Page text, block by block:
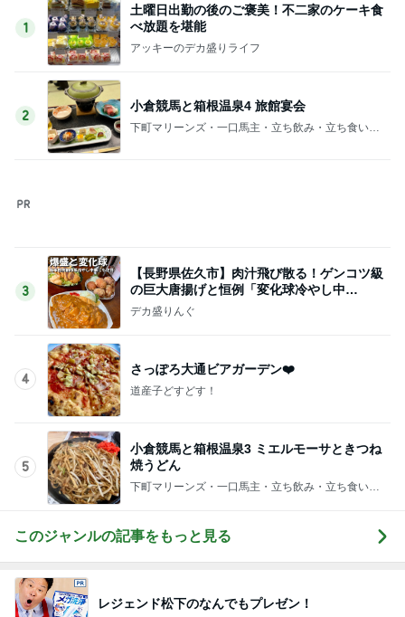
4
さっぽろ大通ビアガーデン❤️
5
小倉競馬と箱根温泉3 ミエルモーサときつね
焼うどん
下町マリーンズ・一口馬主・立ち飲み・立ち食いそ
レジェンド松下のなんでもプレゼン！
Amebaトピックス 18時間前
小学生が自分でメイクを始める姿
Amebaトピックス 1日前
日経平均に比べ寂しい優待株の状況
Amebaトピックス 1日前
Amebaトピックス 2日前
夫に続き私もGを退治した出来事